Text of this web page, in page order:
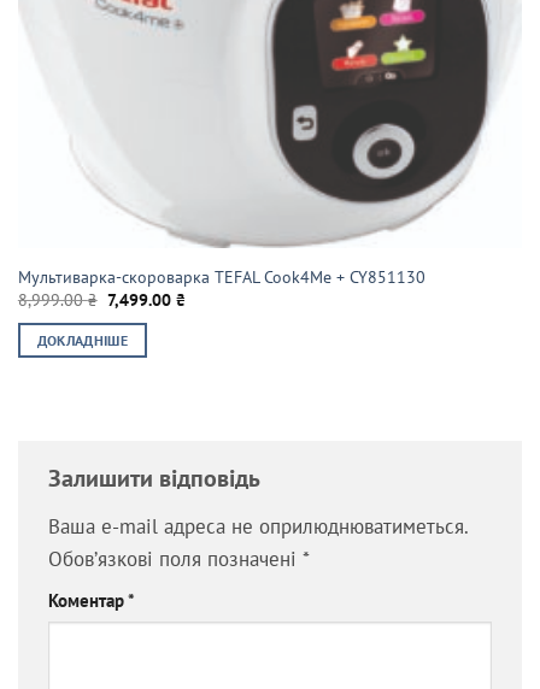
Мультиварка-скороварка TEFAL Cook4Me + CY851130
8,999.00₴ Оригінальна
ціна:
8,999.00 ₴.
7,499.00₴
ДОКЛАДНІШЕ
Залишити відповідь
Ваша e-mail адреса не оприлюднюватиметься.
Обов’язкові поля позначені *
Коментар*